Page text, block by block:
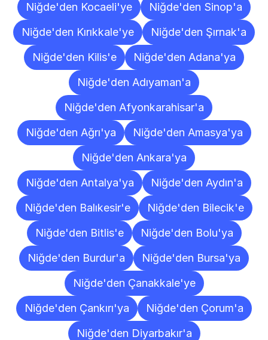
Niğde'den Kocaeli'ye
Niğde'den Sinop'a
Niğde'den Kırıkkale'ye
Niğde'den Şırnak'a
Niğde'den Kilis'e
Niğde'den Adana'ya
Niğde'den Adıyaman'a
Niğde'den Afyonkarahisar'a
Niğde'den Ağrı'ya
Niğde'den Amasya'ya
Niğde'den Ankara'ya
Niğde'den Antalya'ya
Niğde'den Aydın'a
Niğde'den Balıkesir'e
Niğde'den Bilecik'e
Niğde'den Bitlis'e
Niğde'den Bolu'ya
Niğde'den Burdur'a
Niğde'den Bursa'ya
Niğde'den Çanakkale'ye
Niğde'den Çankırı'ya
Niğde'den Çorum'a
Niğde'den Diyarbakır'a